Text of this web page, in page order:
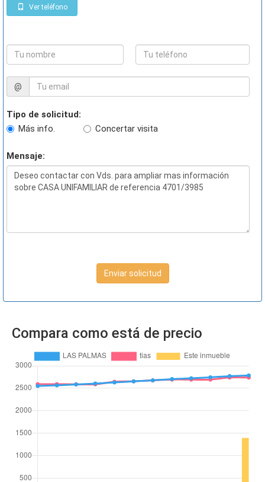
Ver teléfono
@
Tipo de solicitud:
Más info.
Concertar visita
Mensaje:
Enviar solicitud
Compara como está de precio